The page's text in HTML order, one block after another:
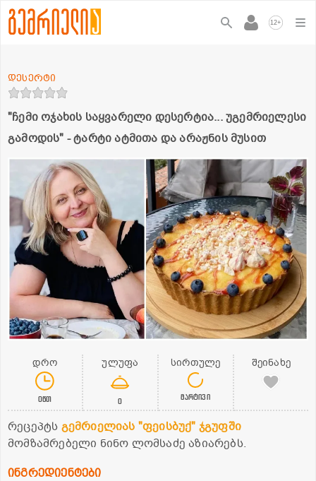
12+
"ჩემი ოჯახის საყვარელი დესერტია... უგემრიელესი
გამოდის" - ტარტი ატმითა და არაჟნის მუსით
დესერტი
დრო
0წთ
ულუფა
0
სირთულე
მარტივი
შეინახე
რეცეპტს გემრიელიას "ფეისბუქ" ჯგუფში
მომზამრებელი ნინო ლომსაძე აზიარებს.
ინგრედიენტები